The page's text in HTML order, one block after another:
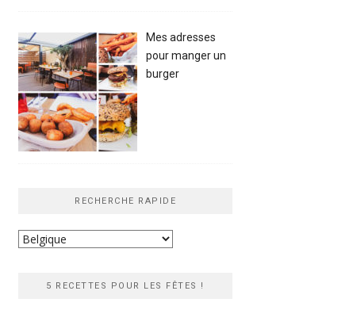
Mes adresses
pour manger un
burger
RECHERCHE RAPIDE
Recherche
5 RECETTES POUR LES FÊTES !